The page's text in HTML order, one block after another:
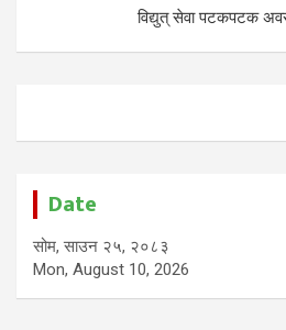
विद्युत् सेवा पटकपटक
Date
सोम, साउन २५, २०८३
Mon, August 10, 2026